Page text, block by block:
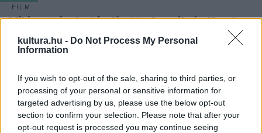
kultura.hu - Do Not Process My Personal
Information
If you wish to opt-out of the sale, sharing to third parties, or
processing of your personal or sensitive information for
targeted advertising by us, please use the below opt-out
section to confirm your selection. Please note that after your
opt-out request is processed you may continue seeing
FILM
Világsztárokat indított el a pályán Korda
Sándor, a brit filmipar megteremtője
Hetven éve, 1956. január 23-án halt meg Korda Sándor, aki
tartják a brit filmgyártás megteremtőjének, ő az első
filmrendező, akit Nagy-Britanniában lovagi rangra emeltek,
és a nagyvilágban Sir Alexander Kordaként ismerik.